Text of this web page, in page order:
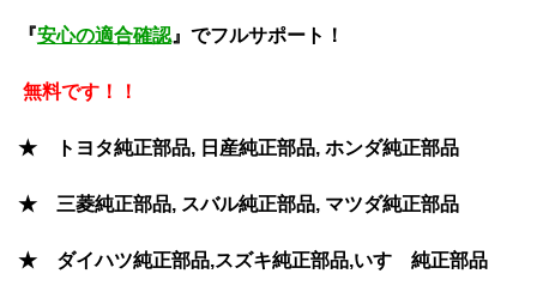
『安心の適合確認 』でフルサポート！
無料です！！
★ トヨタ純正部品, 日産純正部品, ホンダ純正部品
★ 三菱純正部品, スバル純正部品, マツダ純正部品
★ ダイハツ純正部品,スズキ純正部品,いすゞ純正部品